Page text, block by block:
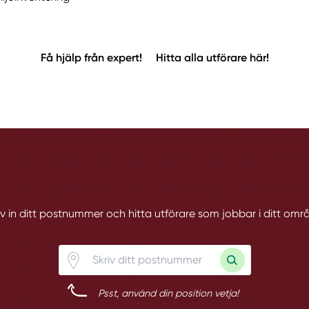
Få hjälp från expert! Hitta alla utförare här!
in ditt postnummer och hitta utförare som jobbar i ditt
Psst, använd din position vetja!